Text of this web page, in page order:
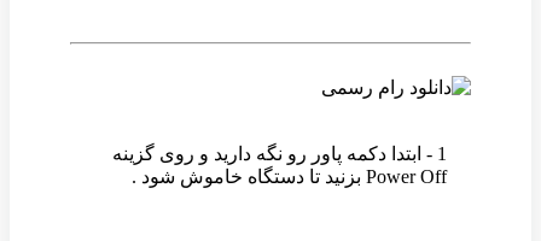
1 - ابتدا دکمه پاور رو نگه دارید و روی گزینه
Power Off بزنید تا دستگاه خاموش شود .